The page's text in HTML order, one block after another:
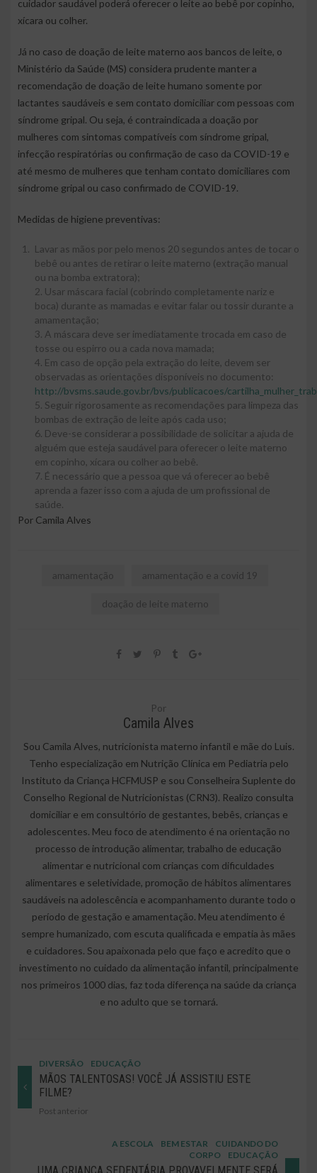
cuidador saudável poderá oferecer o leite ao bebê por copinho,
xícara ou colher.
Já no caso de doação de leite materno aos bancos de leite, o
Ministério da Saúde (MS) considera prudente manter a
recomendação de doação de leite humano somente por
lactantes saudáveis e sem contato domiciliar com pessoas com
síndrome gripal. Ou seja, é contraindicada a doação por
mulheres com sintomas compatíveis com síndrome gripal,
infecção respiratórias ou confirmação de caso da COVID-19 e
até mesmo de mulheres que tenham contato domiciliares com
síndrome gripal ou caso confirmado de COVID-19.
Medidas de higiene preventivas:
Lavar as mãos por pelo menos 20 segundos antes de tocar o
bebê ou antes de retirar o leite materno (extração manual
ou na bomba extratora);
2. Usar máscara facial (cobrindo completamente nariz e
boca) durante as mamadas e evitar falar ou tossir durante a
amamentação;
3. A máscara deve ser imediatamente trocada em caso de
tosse ou espirro ou a cada nova mamada;
4. Em caso de opção pela extração do leite, devem ser
observadas as orientações disponíveis no documento:
http://bvsms.saude.gov.br/bvs/publicacoes/
5. Seguir rigorosamente as recomendações para limpeza das
bombas de extração de leite após cada uso;
6. Deve-se considerar a possibilidade de solicitar a ajuda de
alguém que esteja saudável para oferecer o leite materno
em copinho, xícara ou colher ao bebê.
7. É necessário que a pessoa que vá oferecer ao bebê
aprenda a fazer isso com a ajuda de um profissional de
saúde.
Por Camila Alves
amamentação amamentação e a covid 19
doação de leite materno
Por
Camila Alves
Sou Camila Alves, nutricionista materno infantil e mãe do Luis.
Tenho especialização em Nutrição Clínica em Pediatria pelo
Instituto da Criança HCFMUSP e sou Conselheira Suplente do
Conselho Regional de Nutricionistas (CRN3). Realizo consulta
domiciliar e em consultório de gestantes, bebês, crianças e
adolescentes. Meu foco de atendimento é na orientação no
processo de introdução alimentar, trabalho de educação
alimentar e nutricional com crianças com dificuldades
alimentares e seletividade, promoção de hábitos alimentares
saudáveis na adolescência e acompanhamento durante todo o
período de gestação e amamentação. Meu atendimento é
sempre humanizado, com escuta qualificada e empatia às mães
e cuidadores. Sou apaixonada pelo que faço e acredito que o
investimento no cuidado da alimentação infantil, principalmente
nos primeiros 1000 dias, faz toda diferença na saúde da criança
e no adulto que se tornará.
DIVERSÃO EDUCAÇÃO
MÃOS TALENTOSAS! VOCÊ JÁ ASSISTIU ESTE
FILME?
Post anterior
A ESCOLA BEM ESTAR
CUIDANDO DO
CORPO
EDUCAÇÃO